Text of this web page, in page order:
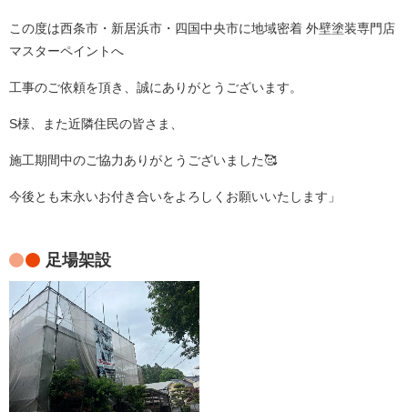
この度は西条市・新居浜市・四国中央市に地域密着 外壁塗装専門店
マスターペイントへ
工事のご依頼を頂き、誠にありがとうございます。
S様、また近隣住民の皆さま、
施工期間中のご協力ありがとうございました🥰
今後とも末永いお付き合いをよろしくお願いいたします」
足場架設